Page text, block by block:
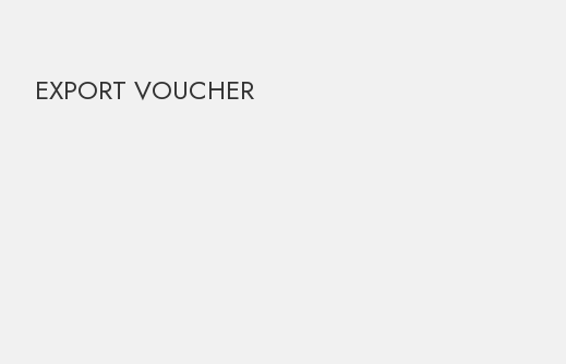
EXPORT VOUCHER